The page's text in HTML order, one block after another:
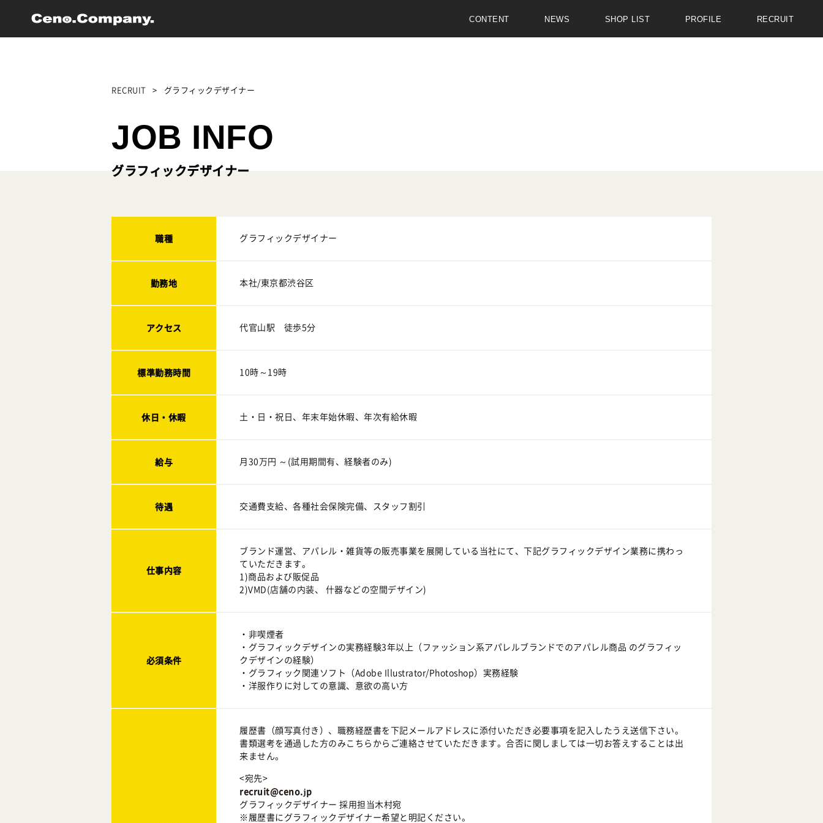
CONTENT NEWS SHOP LIST PROFILE RECRUIT
RECRUIT > グラフィックデザイナー
JOB INFO
グラフィックデザイナー
職種 グラフィックデザイナー
勤務地 本社/東京都渋谷区
アクセス 代官山駅 徒歩5分
標準勤務時間 10時～19時
休日・休暇 土・日・祝日、年末年始休暇、年次有給休暇
給与 月30万円 ～(試用期間有、経験者のみ)
待遇 交通費支給、各種社会保険完備、スタッフ割引
仕事内容
ブランド運営、アパレル・雑貨等の販売事業を展開している当社にて、下記グラフィックデザイン業務に携わっ
ていただきます。
1)商品および販促品
2)VMD(店舗の内装、 什器などの空間デザイン)
必須条件
・非喫煙者
・グラフィックデザインの実務経験3年以上（ファッション系アパレルブランドでのアパレル商品 のグラフィッ
クデザインの経験）
・グラフィック関連ソフト（Adobe Illustrator/Photoshop）実務経験
・洋服作りに対しての意識、意欲の高い方
履歴書（顔写真付き）、職務経歴書を下記メールアドレスに添付いただき必要事項を記入したうえ送信下さい。
書類選考を通過した方のみこちらからご連絡させていただきます。合否に関しましては一切お答えすることは出
来ません。
<宛先>
recruit@ceno.jp
グラフィックデザイナー 採用担当木村宛
※履歴書にグラフィックデザイナー希望と明記ください。